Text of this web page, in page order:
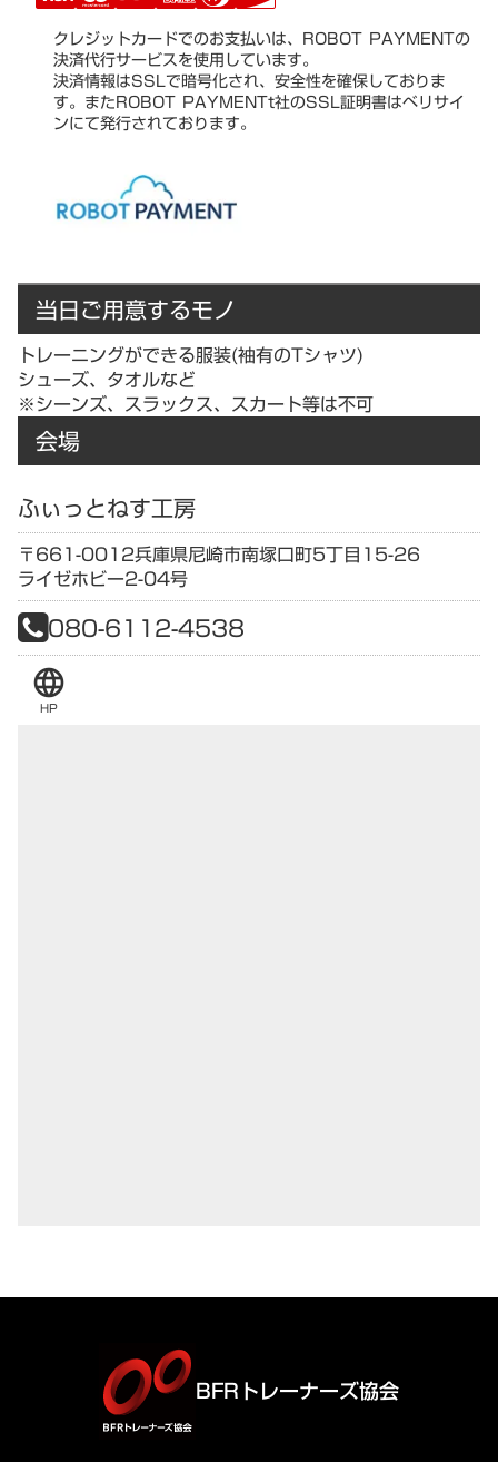
クレジットカードでのお支払いは、ROBOT PAYMENTの
決済代行サービスを使用しています。
決済情報はSSLで暗号化され、安全性を確保しておりま
す。またROBOT PAYMENTt社のSSL証明書はベリサイ
ンにて発行されております。
当日ご用意するモノ
トレーニングができる服装(袖有のTシャツ)
シューズ、タオルなど
※シーンズ、スラックス、スカート等は不可
会場
ふぃっとねす工房
〒661-0012兵庫県尼崎市南塚口町5丁目15-26
ライゼホビー2-04号
080-6112-4538
language
HP
BFRトレーナーズ協会